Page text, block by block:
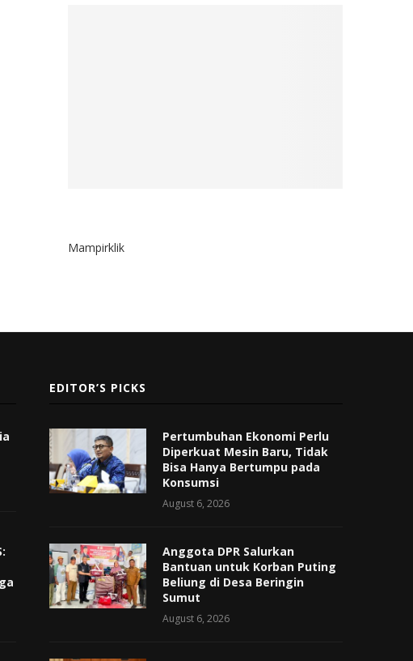
Mampirklik
EDITOR’S PICKS
Pertumbuhan Ekonomi Perlu
Diperkuat Mesin Baru, Tidak
Bisa Hanya Bertumpu pada
Konsumsi
August 6, 2026
Anggota DPR Salurkan
Bantuan untuk Korban Puting
Beliung di Desa Beringin
Sumut
August 6, 2026